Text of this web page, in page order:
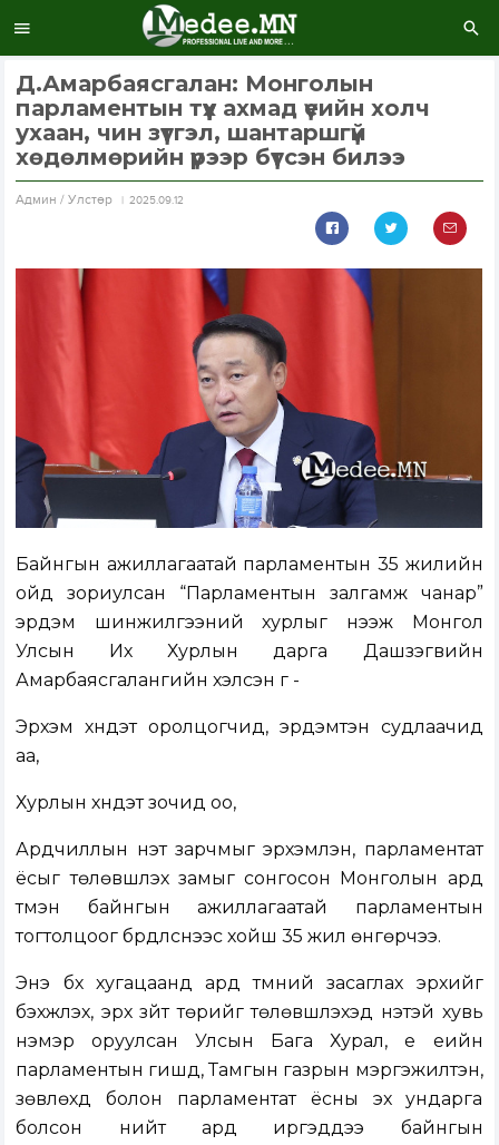
Д.Амарбаясгалан: Монголын
парламентын түүх ахмад үеийн холч
ухаан, чин зүтгэл, шантаршгүй
хөдөлмөрийн үрээр бүтсэн билээ
Aдмин / Улстөр 2025.09.12
Байнгын ажиллагаатай парламентын 35 жилийн
ойд зориулсан “Парламентын залгамж чанар”
эрдэм шинжилгээний хурлыг нээж Монгол
Улсын Их Хурлын дарга Дашзэгвийн
Амарбаясгалангийн хэлсэн үг -
Эрхэм хүндэт оролцогчид, эрдэмтэн судлаачид
аа,
Хурлын хүндэт зочид оо,
Ардчиллын үнэт зарчмыг эрхэмлэн, парламентат
ёсыг төлөвшүүлэх замыг сонгосон Монголын ард
түмэн байнгын ажиллагаатай парламентын
тогтолцоог бүрдүүлснээс хойш 35 жил өнгөрчээ.
Энэ бүх хугацаанд ард түмний засаглах эрхийг
бэхжүүлэх, эрх зүйт төрийг төлөвшүүлэхэд үнэтэй хувь
нэмэр оруулсан Улсын Бага Хурал, үе үеийн
парламентын гишүүд, Тамгын газрын мэргэжилтэн,
зөвлөхүүд болон парламентат ёсны эх ундарга
болсон нийт ард иргэддээ байнгын